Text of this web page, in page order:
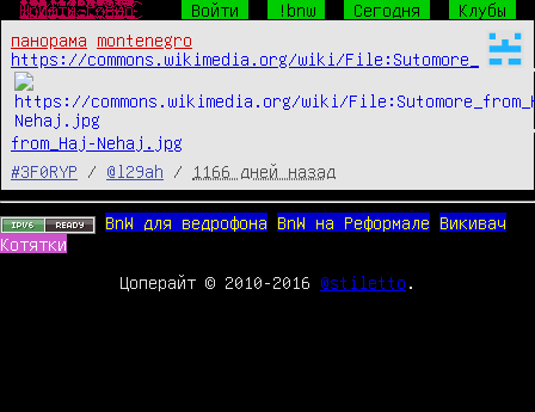
Ш̴̴̜̥͍͕̼̙̱͙͎͍̘̀̐̔́̾̃͒̈̔̎́́͜р̧̛̺͖͖̯̖ͧͤ͋̅̽ͧ̈̐̽̆̐͋ͤͦͬ͛̃̑͞͞и̒ͥͤͯ͂ͣ̐̉̑ͫ̉̑҉̛͏̸̻͕͇͚̤͕̯̱̳͉ͅф̴̴̡̟̞͙̙̻͍̦͔̤̞̔̓́̍͗̚͢͞ͅт̨̐ͫ̂͊̄̃ͥͪ͏̫̺͍̞̼͈̩̥̜͔͜͜ы̸̴̱̺̼̠̦͍͍͍̱̖͔̖̱͉̅͑͌͒ͫ͒̀ͥ͐ͤ̅͘̕.̵̴̡̭̼̮͖͈̙͖͖̲̮̬͍͙̼̯̦̮̮ͦ̆̀̑̌ͮͧͣͯ̔̂́͟г͌ͮ̏̈͂ͯ̚҉̛̙̬̘̲̗͇͕̠̙͙̼̩͚̀͘͞ͅо̷̥̯̘̓ͤ̽͒̋̉̀̂̄̒̓̊ͨ͛́̌ͤ̂̀͠в̶̒͒̓̏̓̚҉̛̙̘̺̰̮̼̟̼̥̟̘̠̜͜н̸̷̸̲̝͈͙̰̟̻̟̰̜̟̗͎̻̻͍̿̔̃ͨ͑о̔̀̋ͫ̇̿̐ͫ͌͗ͩ҉̨̜̙̙͈͍̮̮̼̙̘̞̕͜͡ Войти !bnw Сегодня
Клубы
панорама
montenegro
https://commons.wikimedia.org/wiki/File:Sutomore_
from_Haj-Nehaj.jpg
#3F0RYP
/ @l29ah / 1166 дней назад
BnW для ведрофона BnW на Реформале
Викивач
Котятки
Цоперайт © 2010-2016 @stiletto